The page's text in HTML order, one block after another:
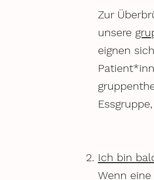
Zur
unsere
eignen
Ich bin
Wenn